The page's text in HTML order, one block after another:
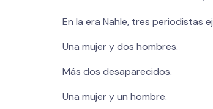
En la era Nahle, tres periodistas
Una mujer y dos hombres.
Más dos desaparecidos.
Una mujer y un hombre.